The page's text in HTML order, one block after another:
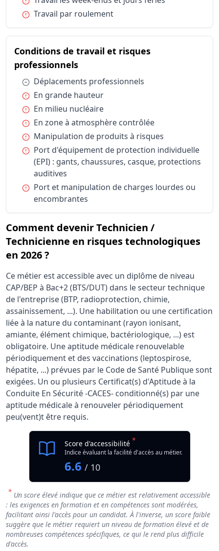
Horaires et durée du travail
Conditions de travail et risques professionnels
Conditions de travail et risques professionnelsEn
Conditions de travail et risques professionnels
Conditions de travail et risques professionnels
Conditions de travail et risques professionnels
Conditions de travail et risques professionnels
Conditions de travail et risques professionnels
Condition :
Travail par roulement
Conditions de travail et risques
professionnelsdu métier Technicien /
Condition :
Déplacements professionnels
Condition :
En grande hauteur
Condition :
En milieu nucléaire
Condition :
En zone à atmosphère contrôlée
Condition :
Manipulation de produits à risques
Condition :
Port d'équipement de protection individuelle
(EPI) : gants, chaussures, casque, protections
auditives
Condition :
Port et manipulation de charges lourdes ou
encombrantes
Comment devenir Technicien /
Technicienne en risques technologiques
en 2026 ?
Ce métier est accessible avec un diplôme de niveau
CAP/BEP à Bac+2 (BTS/DUT) dans le secteur technique
de l'entreprise (BTP, radioprotection, chimie,
assainissement, ...). Une habilitation ou une certification
liée à la nature du contaminant (rayon ionisant,
amiante, élément chimique, bactériologique, ...) est
obligatoire. Une aptitude médicale renouvelable
périodiquement et des vaccinations (leptospirose,
hépatite, ...) prévues par le Code de Santé Publique sont
exigées. Un ou plusieurs Certificat(s) d'Aptitude à la
Conduite En Sécurité -CACES- conditionné(s) par une
aptitude médicale à renouveler périodiquement
peu(vent)t être requis.
Score d'accessibilité *
Indice évaluant la facilité d'accès au métier.
6.6 / 10
* Un score élevé indique que ce métier est relativement accessible
: les exigences en formation et en compétences sont modérées,
facilitant ainsi l'accès pour un candidat. À l'inverse, un score faible
suggère que le métier requiert un niveau de formation élevé et de
nombreuses compétences spécifiques, ce qui le rend plus difficile
d'accès.